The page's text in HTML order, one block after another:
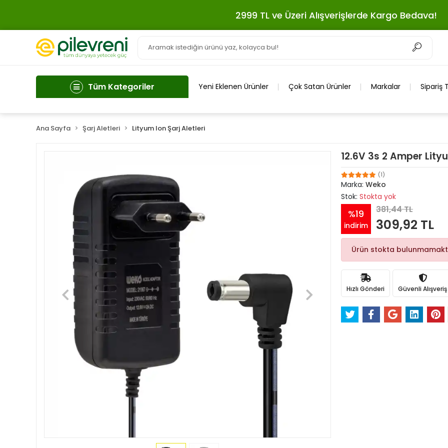
2999 TL ve Üzeri Alışverişlerde Kargo Bedava!
Tüm Kategoriler Yeni Eklenen Ürünler Çok Satan Ürünler Markalar Sipariş
Ana Sayfa Şarj Aletleri Lityum Ion Şarj Aletleri
12.6V 3s 2 Amper
(1)
Marka: Weko
Stok: Stokta yok
%19
indirim
381,44 TL
309,92 TL
Ürün stokta
Hızlı Gönderi Güvenli Alışveriş